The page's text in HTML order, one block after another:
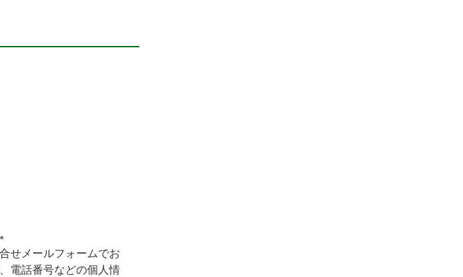
せメールフォームでお
電話番号などの個人情